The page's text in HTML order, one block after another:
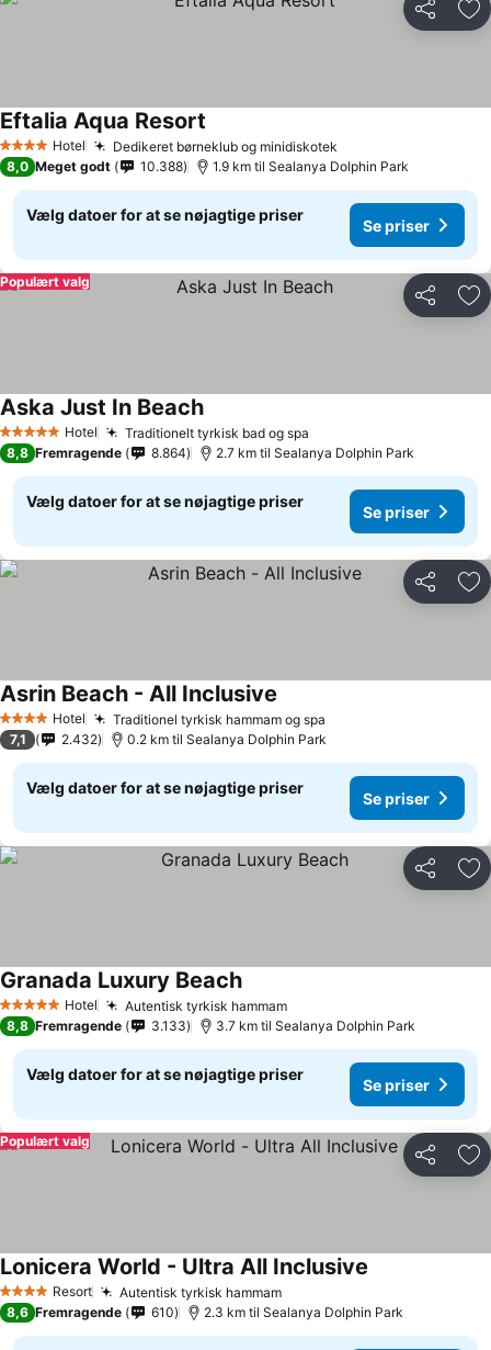
Del
4 StjernerHotel Dedikeret børneklub og minidiskotek
Eftalia Aqua Resort
8,0 Meget godt 10.388 1.9 km til Sealanya Dolphin Park
Vælg datoer for at se nøjagtige priser
Se priser
Del
Populært valg
5 Stjerner Hotel Traditionelt tyrkisk bad og spa
Aska Just In Beach
8,8 Fremragende 8.864 2.7 km til Sealanya Dolphin Park
Vælg datoer for at se nøjagtige priser
Se priser
Del
4 StjernerHotel Traditionel tyrkisk hammam og spa
Asrin Beach - All Inclusive
7,1 2.432 0.2 km til Sealanya Dolphin Park
Vælg datoer for at se nøjagtige priser
Se priser
Del
5 Stjerner Hotel Autentisk tyrkisk hammam
Granada Luxury Beach
8,8 Fremragende 3.133 3.7 km til Sealanya Dolphin Park
Vælg datoer for at se nøjagtige priser
Se priser
Del
Populært valg
4 StjernerResort Autentisk tyrkisk hammam
Lonicera World - Ultra All Inclusive
8,6 Fremragende 610 2.3 km til Sealanya Dolphin Park